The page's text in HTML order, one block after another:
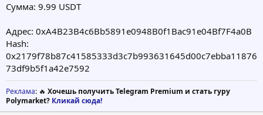
Сумма: 9.99 USDT
Адрес: 0xA4B23B4c6Bb5891e0948B0f1Bac91e04Bf7F4a0B
Hash:
0x2179f78b87c41585333d3c7b993631645d00c7ebba11876
73df9b5f1a42e7592
Реклама: 🔥 Хочешь получить Telegram Premium и стать гуру
Polymarket? Кликай сюда!